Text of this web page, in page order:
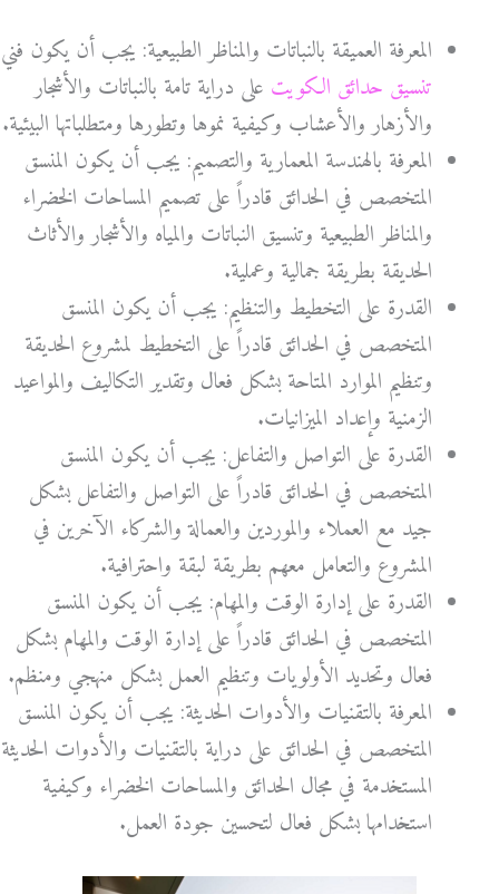
المعرفة العميقة بالنباتات والمناظر الطبيعية: يجب أن يكون فني
تنسيق حدائق الكويت على دراية تامة بالنباتات والأشجار
والأزهار والأعشاب وكيفية نموها وتطورها ومتطلباتها البيئية.
المعرفة بالهندسة المعمارية والتصميم: يجب أن يكون المنسق
المتخصص في الحدائق قادراً على تصميم المساحات الخضراء
والمناظر الطبيعية وتنسيق النباتات والمياه والأشجار والأثاث
الحديقة بطريقة جمالية وعملية.
القدرة على التخطيط والتنظيم: يجب أن يكون المنسق
المتخصص في الحدائق قادراً على التخطيط لمشروع الحديقة
وتنظيم الموارد المتاحة بشكل فعال وتقدير التكاليف والمواعيد
الزمنية وإعداد الميزانيات.
القدرة على التواصل والتفاعل: يجب أن يكون المنسق
المتخصص في الحدائق قادراً على التواصل والتفاعل بشكل
جيد مع العملاء والموردين والعمالة والشركاء الآخرين في
المشروع والتعامل معهم بطريقة لبقة واحترافية.
القدرة على إدارة الوقت والمهام: يجب أن يكون المنسق
المتخصص في الحدائق قادراً على إدارة الوقت والمهام بشكل
فعال وتحديد الأولويات وتنظيم العمل بشكل منهجي ومنظم.
المعرفة بالتقنيات والأدوات الحديثة: يجب أن يكون المنسق
المتخصص في الحدائق على دراية بالتقنيات والأدوات الحديثة
المستخدمة في مجال الحدائق والمساحات الخضراء وكيفية
استخدامها بشكل فعال لتحسين جودة العمل.